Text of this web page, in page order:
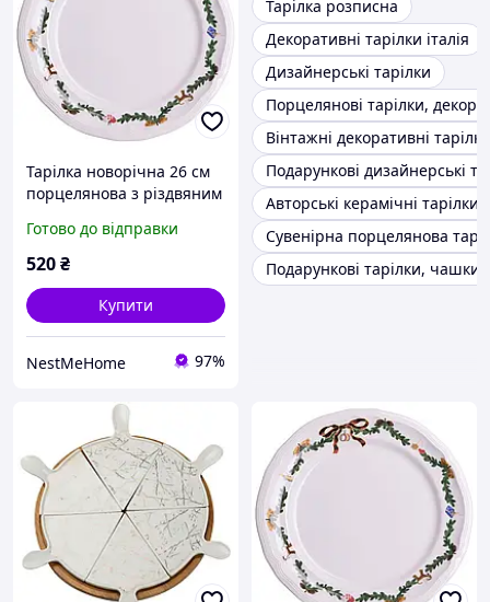
Тарілка новорічна 26 см
порцелянова з різдвяним
Готово до відправки
520₴
Купити
NestMeHome 97%
Тарілка розписна
Декоративні тарілки італія
Дизайнерські тарілки
Порцелянові тарілки,
Вінтажні декоративні тарілки
Подарункові дизайнерські
Авторські керамічні тарілки
Сувенірна порцелянова
Подарункові тарілки, чашки